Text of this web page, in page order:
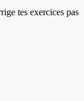
tes exercices pas